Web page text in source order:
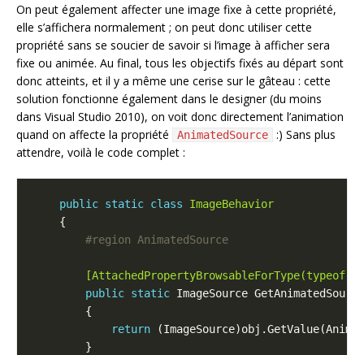
On peut également affecter une image fixe à cette propriété,
elle s’affichera normalement ; on peut donc utiliser cette
propriété sans se soucier de savoir si l’image à afficher sera
fixe ou animée. Au final, tous les objectifs fixés au départ sont
donc atteints, et il y a même une cerise sur le gâteau : cette
solution fonctionne également dans le designer (du moins
dans Visual Studio 2010), on voit donc directement l’animation
quand on affecte la propriété
AnimatedSource
:) Sans plus
attendre, voilà le code complet :
public static class
ImageBehavior
#region AnimatedSource
public static
return